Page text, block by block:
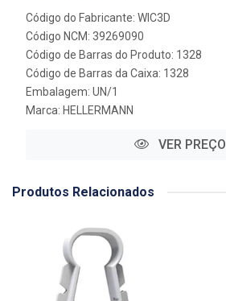
Código do Fabricante: WIC3D
Código NCM: 39269090
Código de Barras do Produto: 1328
Código de Barras da Caixa: 1328
Embalagem: UN/1
Marca: HELLERMANN
VER PREÇO
Produtos Relacionados